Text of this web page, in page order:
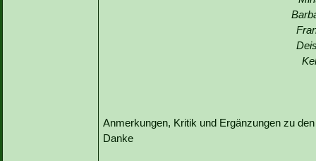
Anmerkungen, Kritik und Ergänzungen zu
Danke